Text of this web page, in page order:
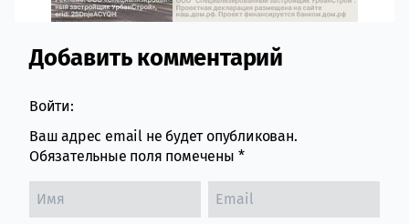
Comment section
Добавить комментарий
Войти:
Ваш адрес email не будет опубликован.
Обязательные поля помечены *